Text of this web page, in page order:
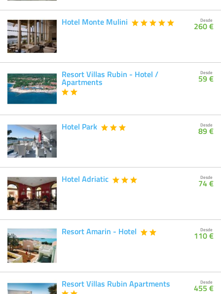
Hotel Monte Mulini Desde
260 €
Resort Villas Rubin - Hotel /
Apartments
Desde
59 €
Hotel Park Desde
89 €
Hotel Adriatic Desde
74 €
Resort Amarin - Hotel Desde
110 €
Resort Villas Rubin Apartments Desde
455 €